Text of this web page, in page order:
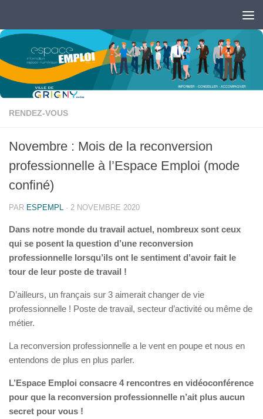
Ouvrir la barre d’outils
RENDEZ-VOUS
Novembre : Mois de la reconversion
professionnelle à l’Espace Emploi (mode
confiné)
PAR ESPEMPL · 2 NOVEMBRE 2020
Dans notre monde du travail actuel, nombreux sont ceux
qui se posent la question d’une reconversion
professionnelle lorsqu’ils ont le sentiment d’avoir fait le
tour de leur poste de travail !
D’ailleurs, un français sur 3 aimerait changer de vie
professionnelle ! Poste de travail, secteur d’activité ou même de
métier.
La reconversion professionnelle a le vent en poupe et nous en
entendons de plus en plus parler.
L’Espace Emploi consacre 4 rencontres en vidéoconférence
pour que la reconversion professionnelle n’ait plus aucun
secret pour vous !